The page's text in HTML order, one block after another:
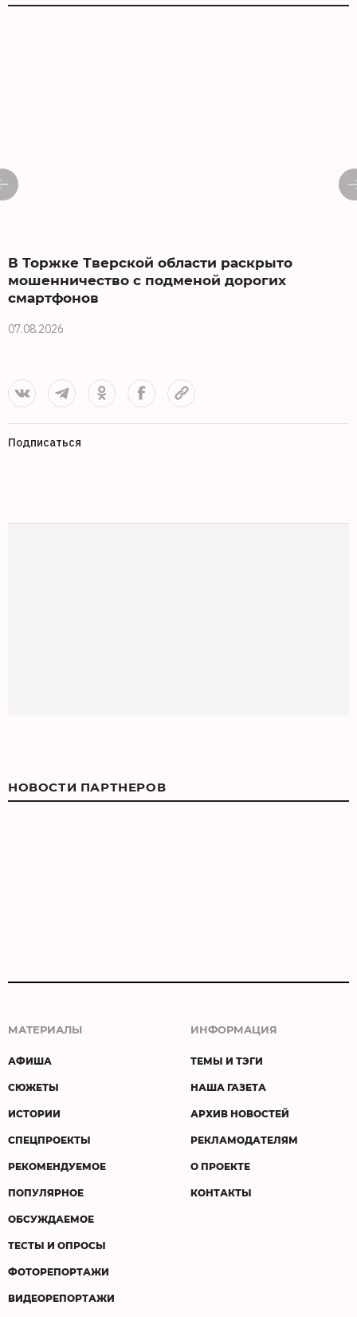
В Торжке Тверской области раскрыто
мошенничество с подменой дорогих
смартфонов
07.08.2026
Подписаться
НОВОСТИ ПАРТНЕРОВ
МАТЕРИАЛЫ
АФИША
СЮЖЕТЫ
ИСТОРИИ
СПЕЦПРОЕКТЫ
РЕКОМЕНДУЕМОЕ
ПОПУЛЯРНОЕ
ОБСУЖДАЕМОЕ
ТЕСТЫ И ОПРОСЫ
ФОТОРЕПОРТАЖИ
ВИДЕОРЕПОРТАЖИ
ИНФОРМАЦИЯ
ТЕМЫ И ТЭГИ
НАША ГАЗЕТА
АРХИВ НОВОСТЕЙ
РЕКЛАМОДАТЕЛЯМ
О ПРОЕКТЕ
КОНТАКТЫ